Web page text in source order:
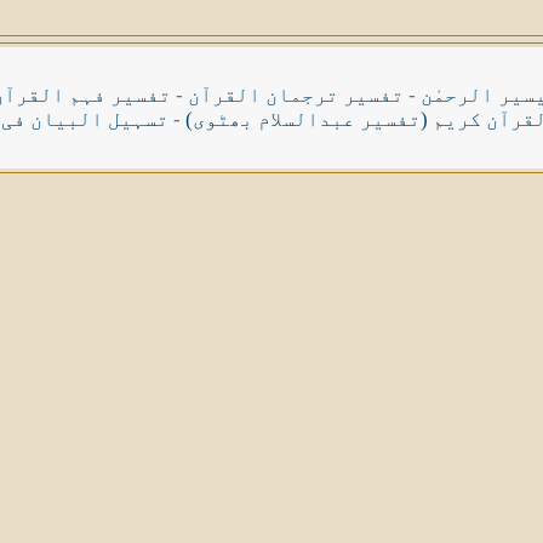
الرحمٰن - تفسیر ترجمان القرآن - تفسیر فہم
کریم (تفسیر عبدالسلام بھٹوی) - تسہیل البیان